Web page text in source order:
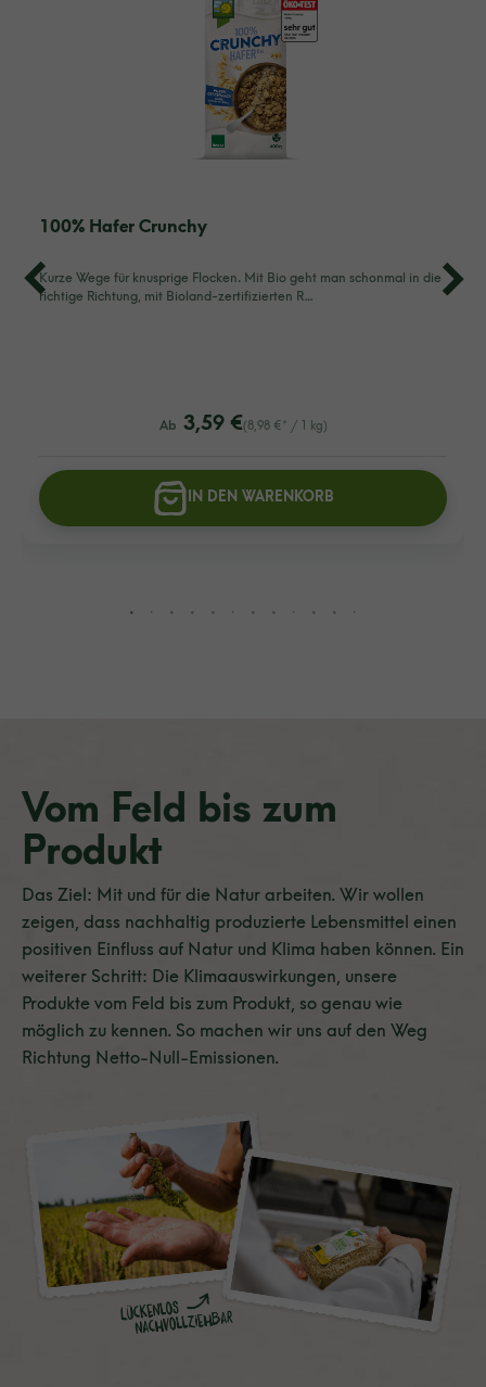
100% Hafer Crunchy
Kurze Wege für knusprige Flocken. Mit Bio geht man schonmal in die
richtige Richtung, mit Bioland-zertifizierten R…
(8,98 €* / 1 kg)
listing.regularPriceLabel
Ab 3,59 €
IN DEN WARENKORB
Vom Feld bis zum
Produkt
Das Ziel: Mit und für die Natur arbeiten. Wir wollen
zeigen, dass nachhaltig produzierte Lebensmittel einen
positiven Einfluss auf Natur und Klima haben können. Ein
weiterer Schritt: Die Klimaauswirkungen, unsere
Produkte vom Feld bis zum Produkt, so genau wie
möglich zu kennen. So machen wir uns auf den Weg
Richtung Netto-Null-Emissionen.